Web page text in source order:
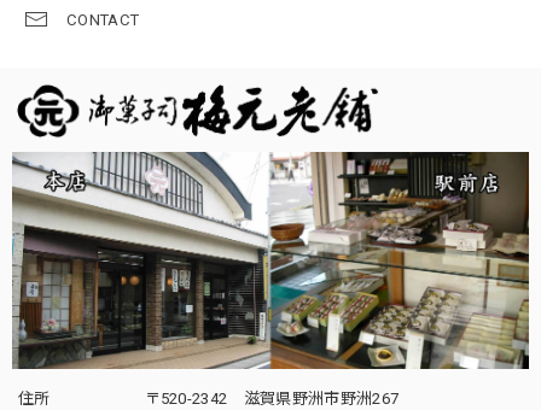
CONTACT
住所
〒520-2342 滋賀県野洲市野洲267